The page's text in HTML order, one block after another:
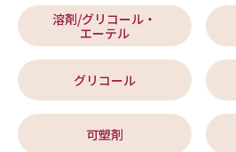
溶剤/グリコール・
エーテル
グリコール
可塑剤